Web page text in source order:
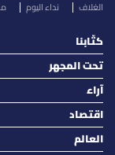
الغلاف نداء اليوم
كتّابنا
تحت المجهر
آراء
اقتصاد
العالم